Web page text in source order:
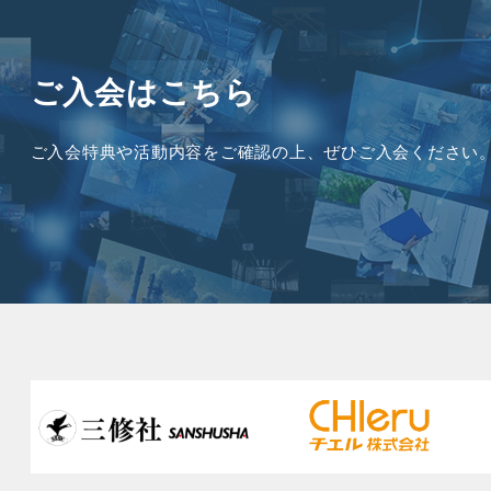
ご入会はこちら
ご入会特典や活動内容を ご確認の上、ぜひご入会ください